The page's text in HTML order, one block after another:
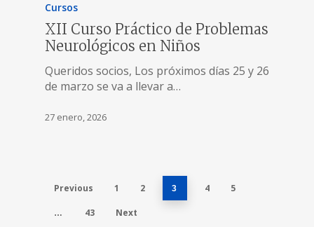
Cursos
XII Curso Práctico de Problemas
Neurológicos en Niños
Queridos socios, Los próximos días 25 y 26
de marzo se va a llevar a…
27 enero, 2026
Previous 1 2 3 4 5
… 43 Next